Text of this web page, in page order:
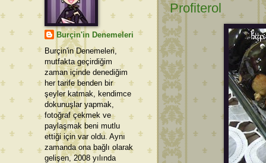
Profiterol
Burçin'in Denemeleri
Burçin'in Denemeleri,
mutfakta geçirdiğim
zaman içinde denediğim
her tarife benden bir
şeyler katmak, kendimce
dokunuşlar yapmak,
fotoğraf çekmek ve
paylaşmak beni mutlu
ettiği için var oldu. Aynı
zamanda ona bağlı olarak
gelişen, 2008 yılında